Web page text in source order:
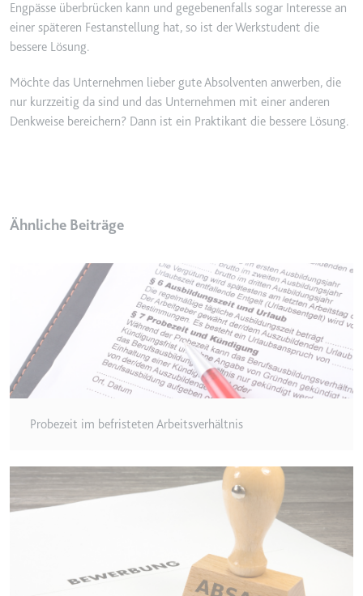
Engpässe überbrücken kann und gegebenenfalls sogar Interesse an
einer späteren Festanstellung hat, so ist der Werkstudent die
bessere Lösung.
Möchte das Unternehmen lieber gute Absolventen anwerben, die
nur kurzzeitig da sind und das Unternehmen mit einer anderen
Denkweise bereichern? Dann ist ein Praktikant die bessere Lösung.
Ähnliche Beiträge
Probezeit im befristeten Arbeitsverhältnis